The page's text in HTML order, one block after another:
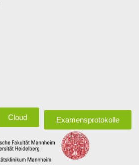
Cloud Examensprotokolle